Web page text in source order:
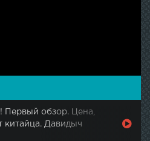
обзор. Цена,
китайца. Давидыч